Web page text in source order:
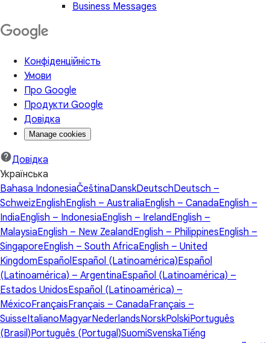
Business Messages
Конфіденційність
Умови
Про Google
Продукти Google
Довідка
Manage cookies
Довідка
Українська
Bahasa IndonesiaČeštinaDanskDeutschDeutsch –
SchweizEnglishEnglish – AustraliaEnglish – CanadaEnglish –
IndiaEnglish – IndonesiaEnglish – IrelandEnglish –
MalaysiaEnglish – New ZealandEnglish – PhilippinesEnglish –
SingaporeEnglish – South AfricaEnglish – United
KingdomEspañolEspañol (Latinoamérica)Español
(Latinoamérica) – ArgentinaEspañol (Latinoamérica) –
Estados UnidosEspañol (Latinoamérica) –
MéxicoFrançaisFrançais – CanadaFrançais –
SuisseItalianoMagyarNederlandsNorskPolskiPortuguês
(Brasil)Português (Portugal)SuomiSvenskaTiếng